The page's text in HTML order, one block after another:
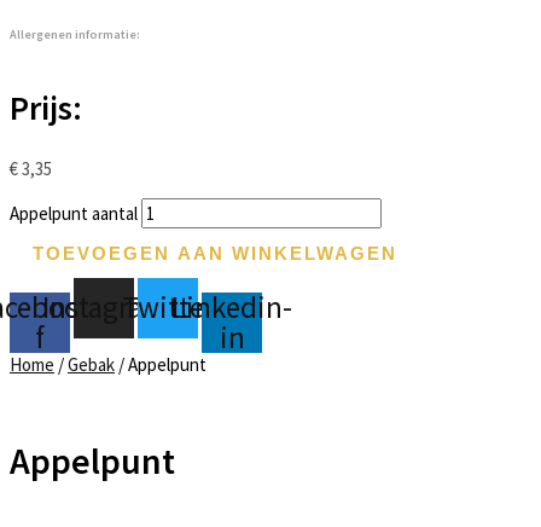
Allergenen informatie:
Prijs:
€3,35
Appelpunt aantal
TOEVOEGEN AAN WINKELWAGEN
f
InstagramTwitter
Linkedin-
in
Home /Gebak / Appelpunt
Appelpunt